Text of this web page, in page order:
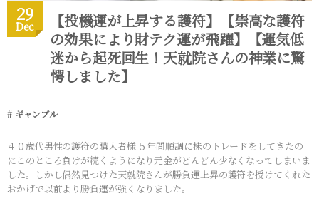
29
Dec
【投機運が上昇する護符】【崇高な護符
の効果により財テク運が飛躍】【運気低
迷から起死回生！天就院さんの神業に驚
愕しました】
ギャンブル
４０歳代男性の護符の購入者様 ５年間順調に株のトレードをしてきたの
にこのところ負けが続くようになり元金がどんどん少なくなってしまいま
した。しかし偶然見つけた天就院さんが勝負運上昇の護符を授けてくれた
おかげで以前より勝負運が強くなりました。